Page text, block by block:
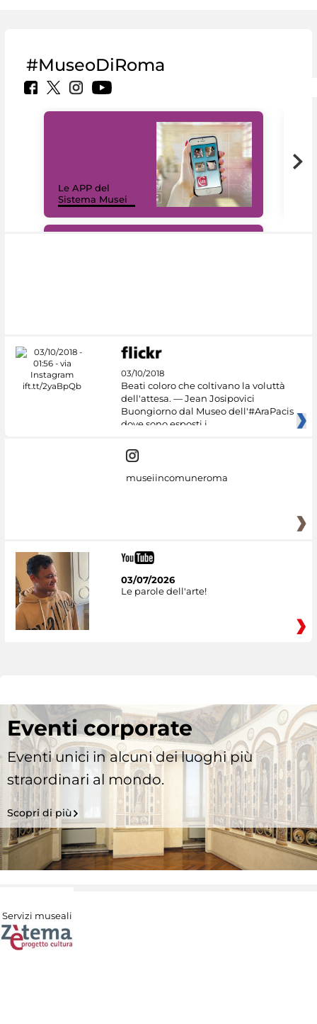
#MuseoDiRoma
Le APP del
Sistema Musei
03/10/2018
Beati coloro che coltivano la voluttà
dell'attesa. — Jean Josipovici
Buongiorno dal Museo dell'#AraPacis
dove sono esposti i
museiincomuneroma
03/07/2026
Le parole dell'arte!
Eventi corporate
Eventi unici in alcuni dei luoghi più
straordinari al mondo.
Scopri di più
Servizi museali